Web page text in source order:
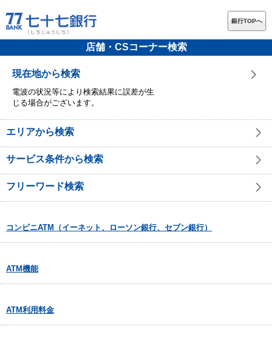
銀行TOPへ
店舗・CSコーナー検索
現在地から検索
電波の状況等により検索結果に誤差が生
じる場合がございます。
エリアから検索
サービス条件から検索
フリーワード検索
コンビニATM（イーネット、ローソン銀行、セブン銀行）
ATM機能
ATM利用料金